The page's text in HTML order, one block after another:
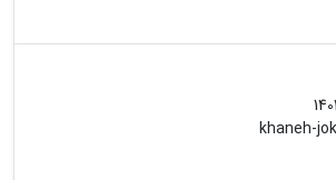
khaneh-